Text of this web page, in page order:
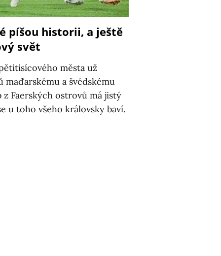
píšou historii, a ještě
svět
města už
a švédskému
Faerských ostrovů má jistý
u toho všeho královsky baví.